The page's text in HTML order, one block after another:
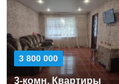
3 800 000
3-комн. Квартиры